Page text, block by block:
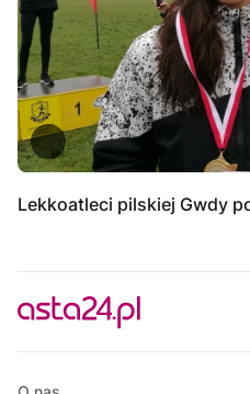
Lekkoatleci pilskiej Gwdy